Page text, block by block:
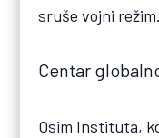
sruše vojni režim.
Centar
Osim Instituta,